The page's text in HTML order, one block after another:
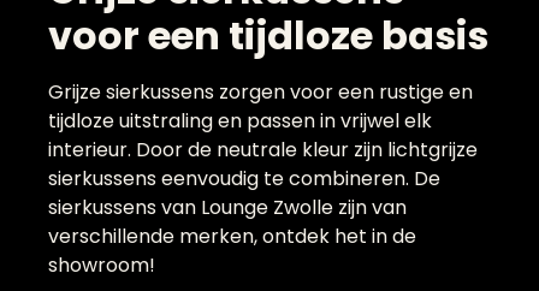
voor een tijdloze basis
Grijze sierkussens zorgen voor een rustige en
tijdloze uitstraling en passen in vrijwel elk
interieur. Door de neutrale kleur zijn lichtgrijze
sierkussens eenvoudig te combineren. De
sierkussens van Lounge Zwolle zijn van
verschillende merken, ontdek het in de
showroom!